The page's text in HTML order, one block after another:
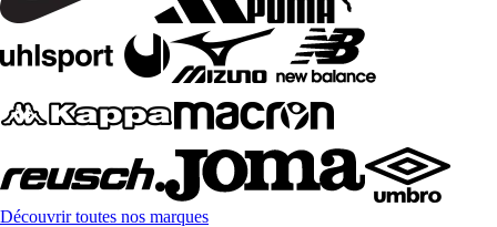
Découvrir toutes nos marques